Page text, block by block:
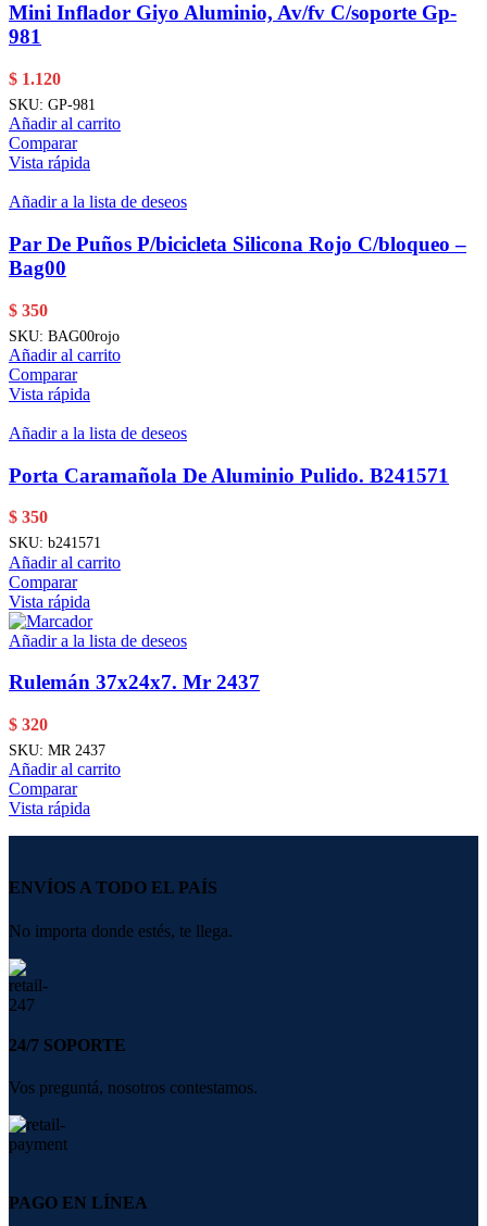
Mini Inflador Giyo Aluminio, Av/fv C/soporte Gp-
981
$ 1.120
SKU: GP-981
Añadir al carrito
Comparar
Vista rápida
Añadir a la lista de deseos
Par De Puños P/bicicleta Silicona Rojo C/bloqueo –
Bag00
$ 350
SKU: BAG00rojo
Añadir al carrito
Comparar
Vista rápida
Añadir a la lista de deseos
Porta Caramañola De Aluminio Pulido. B241571
$ 350
SKU: b241571
Añadir al carrito
Comparar
Vista rápida
Añadir a la lista de deseos
Rulemán 37x24x7. Mr 2437
$ 320
SKU: MR 2437
Añadir al carrito
Comparar
Vista rápida
ENVÍOS A TODO EL PAÍS
No importa donde estés, te llega.
24/7 SOPORTE
Vos preguntá, nosotros contestamos.
PAGO EN LÍNEA